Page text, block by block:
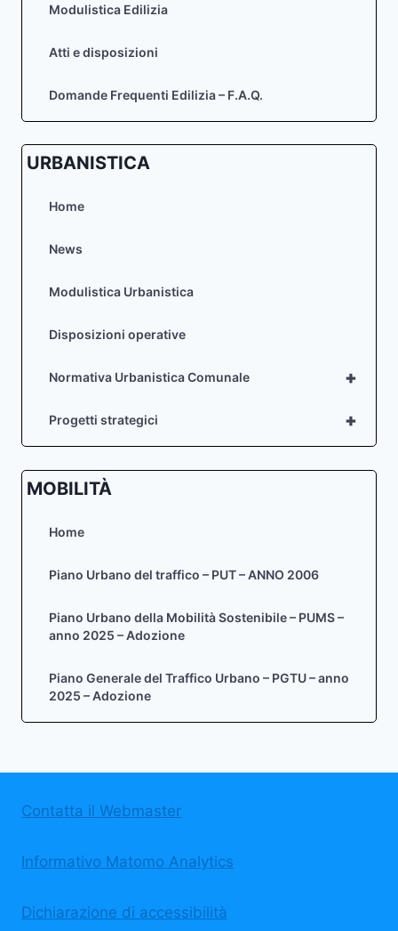
Modulistica Edilizia
Atti e disposizioni
Domande Frequenti Edilizia – F.A.Q.
URBANISTICA
Home
News
Modulistica Urbanistica
Disposizioni operative
+
Normativa Urbanistica Comunale
+
Progetti strategici
MOBILITÀ
Home
Piano Urbano del traffico – PUT – ANNO 2006
Piano Urbano della Mobilità Sostenibile – PUMS –
anno 2025 – Adozione
Piano Generale del Traffico Urbano – PGTU – anno
2025 – Adozione
Contatta il Webmaster
Informativo Matomo Analytics
Dichiarazione di accessibilità